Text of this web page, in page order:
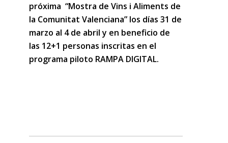
próxima “Mostra de Vins i Aliments de
la Comunitat Valenciana” los días 31 de
marzo al 4 de abril y en beneficio de
las 12+1 personas inscritas en el
programa piloto RAMPA DIGITAL.